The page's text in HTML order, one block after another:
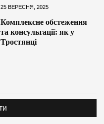
25 ВЕРЕСНЯ, 2025
Комплексне обстеження
та консультації: як у
Тростянці